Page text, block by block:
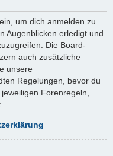
um dich anmelden zu
Augenblicken erledigt und
Die Board-
auch zusätzliche
unsere
Regelungen, bevor du
Forenregeln,